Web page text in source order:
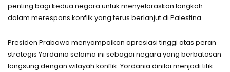
penting bagi kedua negara untuk menyelaraskan langkah
dalam merespons konflik yang terus berlanjut di Palestina.
Presiden Prabowo menyampaikan apresiasi tinggi atas peran
strategis Yordania selama ini sebagai negara yang berbatasan
langsung dengan wilayah konflik. Yordania dinilai menjadi titik